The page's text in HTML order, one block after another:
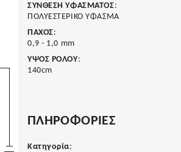
ΣΥΝΘΕΣΗ ΥΦΑΣΜΑΤΟΣ:
ΠΟΛΥΕΣΤΕΡΙΚΟ ΥΦΑΣΜΑ
ΠΑΧΟΣ:
0,9 - 1,0 mm
ΥΨΟΣ ΡΟΛΟΥ:
140cm
ΠΛΗΡΟΦΟΡΙΕΣ
Κατηγορία: